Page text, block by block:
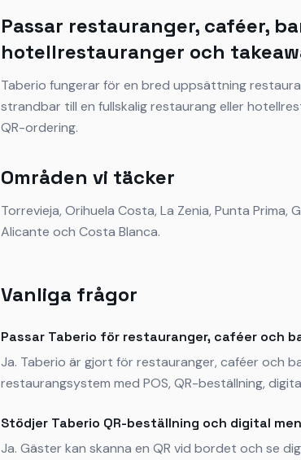
Passar restauranger, caféer,
hotellrestauranger och
Taberio fungerar för en bred uppsättning
strandbar till en fullskalig restaurang eller
QR-ordering.
Områden vi täcker
Torrevieja, Orihuela Costa, La Zenia, Punta Prima,
Alicante och Costa Blanca.
Vanliga frågor
Passar Taberio för restauranger, caféer och
Ja. Taberio är gjort för restauranger, caféer och
restaurangsystem med POS, QR-beställning,
Stödjer Taberio QR-beställning och digital
Ja. Gäster kan skanna en QR vid bordet och se